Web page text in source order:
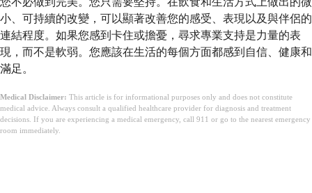
小、可持續的改變，可以顯著改善您的感受、表現以及與伴侶的
連結程度。如果您感到卡住或擔憂，尋求專業支持是力量的表
現，而不是軟弱。您應該在生活的每個方面都感到自信、健康和
滿足。
Medical Disclaimer: This article is for informational purposes only and does not constitute
medical advice. Always consult a qualified healthcare provider for diagnosis and treatment
decisions. If you are experiencing a medical emergency, call 911 or go to the nearest emergency
room immediately.